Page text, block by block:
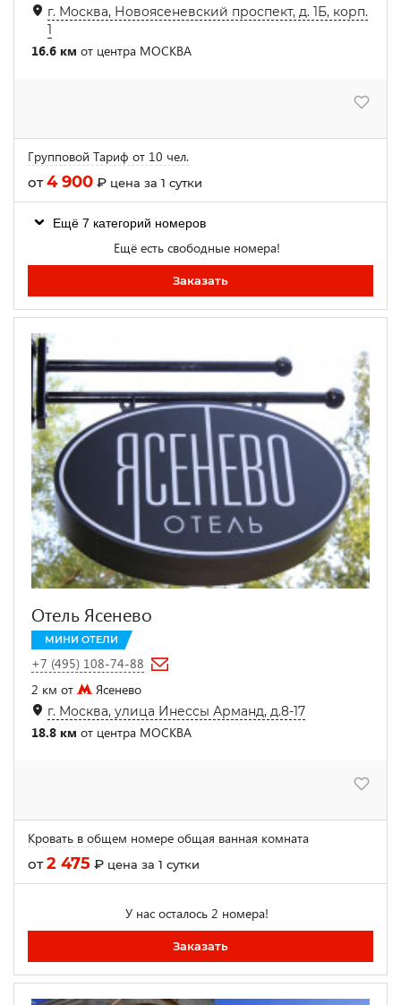
г. Москва, Новоясеневский проспект, д. 1Б, корп.
1
16.6 км от центра МОСКВА
Групповой Тариф от 10 чел.
от4 900 ₽ цена за 1 сутки
Ещё 7 категорий номеров
Ещё есть свободные номера!
Заказать
Отель Ясенево
МИНИ ОТЕЛИ
+7 (495) 108-74-88
2 км от
Ясенево
г. Москва, улица Инессы Арманд, д.8-17
18.8 км от центра МОСКВА
Кровать в общем номере общая ванная комната
от2 475 ₽ цена за 1 сутки
У нас осталось 2 номера!
Заказать